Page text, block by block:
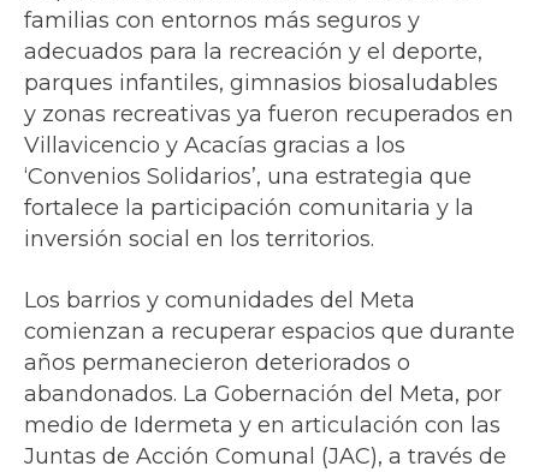
familias con entornos más seguros y
adecuados para la recreación y el deporte,
parques infantiles, gimnasios biosaludables
y zonas recreativas ya fueron recuperados en
Villavicencio y Acacías gracias a los
‘Convenios Solidarios’, una estrategia que
fortalece la participación comunitaria y la
inversión social en los territorios.
Los barrios y comunidades del Meta
comienzan a recuperar espacios que durante
años permanecieron deteriorados o
abandonados. La Gobernación del Meta, por
medio de Idermeta y en articulación con las
Juntas de Acción Comunal (JAC), a través de